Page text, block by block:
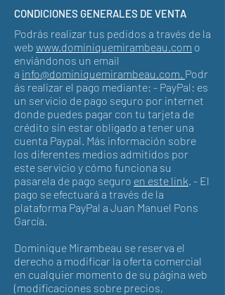
CONDICIONES GENERALES DE VENTA
Podrás realizar tus pedidos a través de la
web www.dominiquemirambeau.com o
enviándonos un email
a info@dominiquemirambeau.com. Podr
ás realizar el pago mediante: - PayPal: es
un servicio de pago seguro por internet
donde puedes pagar con tu tarjeta de
crédito sin estar obligado a tener una
cuenta Paypal. Más información sobre
los diferentes medios admitidos por
este servicio y cómo funciona su
pasarela de pago seguro en este link. - El
pago se efectuará a través de la
plataforma PayPal a Juan Manuel Pons
García.
Dominique Mirambeau se reserva el
derecho a modificar la oferta comercial
en cualquier momento de su página web
(modificaciones sobre precios,